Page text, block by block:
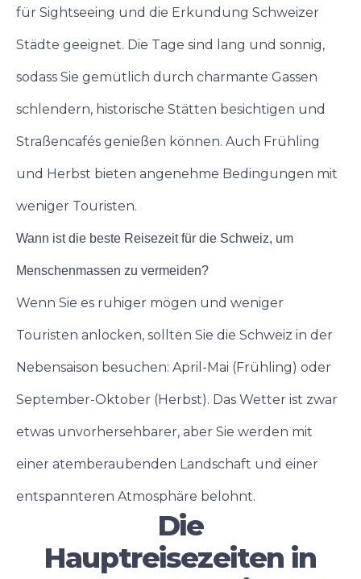
für Sightseeing und die Erkundung Schweizer
Städte geeignet. Die Tage sind lang und sonnig,
sodass Sie gemütlich durch charmante Gassen
schlendern, historische Stätten besichtigen und
Straßencafés genießen können. Auch Frühling
und Herbst bieten angenehme Bedingungen mit
weniger Touristen.
Wann ist die beste Reisezeit für die Schweiz, um
Menschenmassen zu vermeiden?
Wenn Sie es ruhiger mögen und weniger
Touristen anlocken, sollten Sie die Schweiz in der
Nebensaison besuchen: April-Mai (Frühling) oder
September-Oktober (Herbst). Das Wetter ist zwar
etwas unvorhersehbarer, aber Sie werden mit
einer atemberaubenden Landschaft und einer
entspannteren Atmosphäre belohnt.
Die
Hauptreisezeiten in